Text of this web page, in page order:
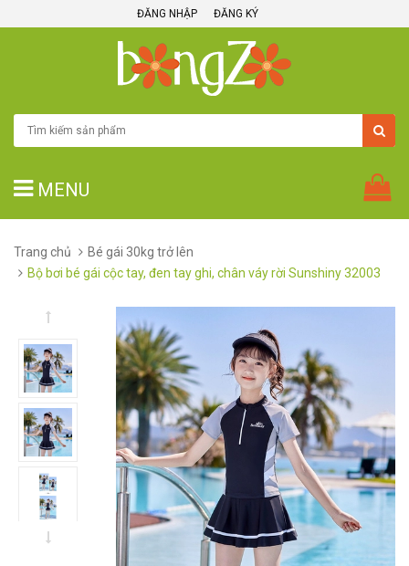
ĐĂNG NHẬP ĐĂNG KÝ
MENU
Trang chủ
Bé gái 30kg trở lên
Bộ bơi bé gái cộc tay, đen tay ghi, chân váy rời Sunshiny 32003